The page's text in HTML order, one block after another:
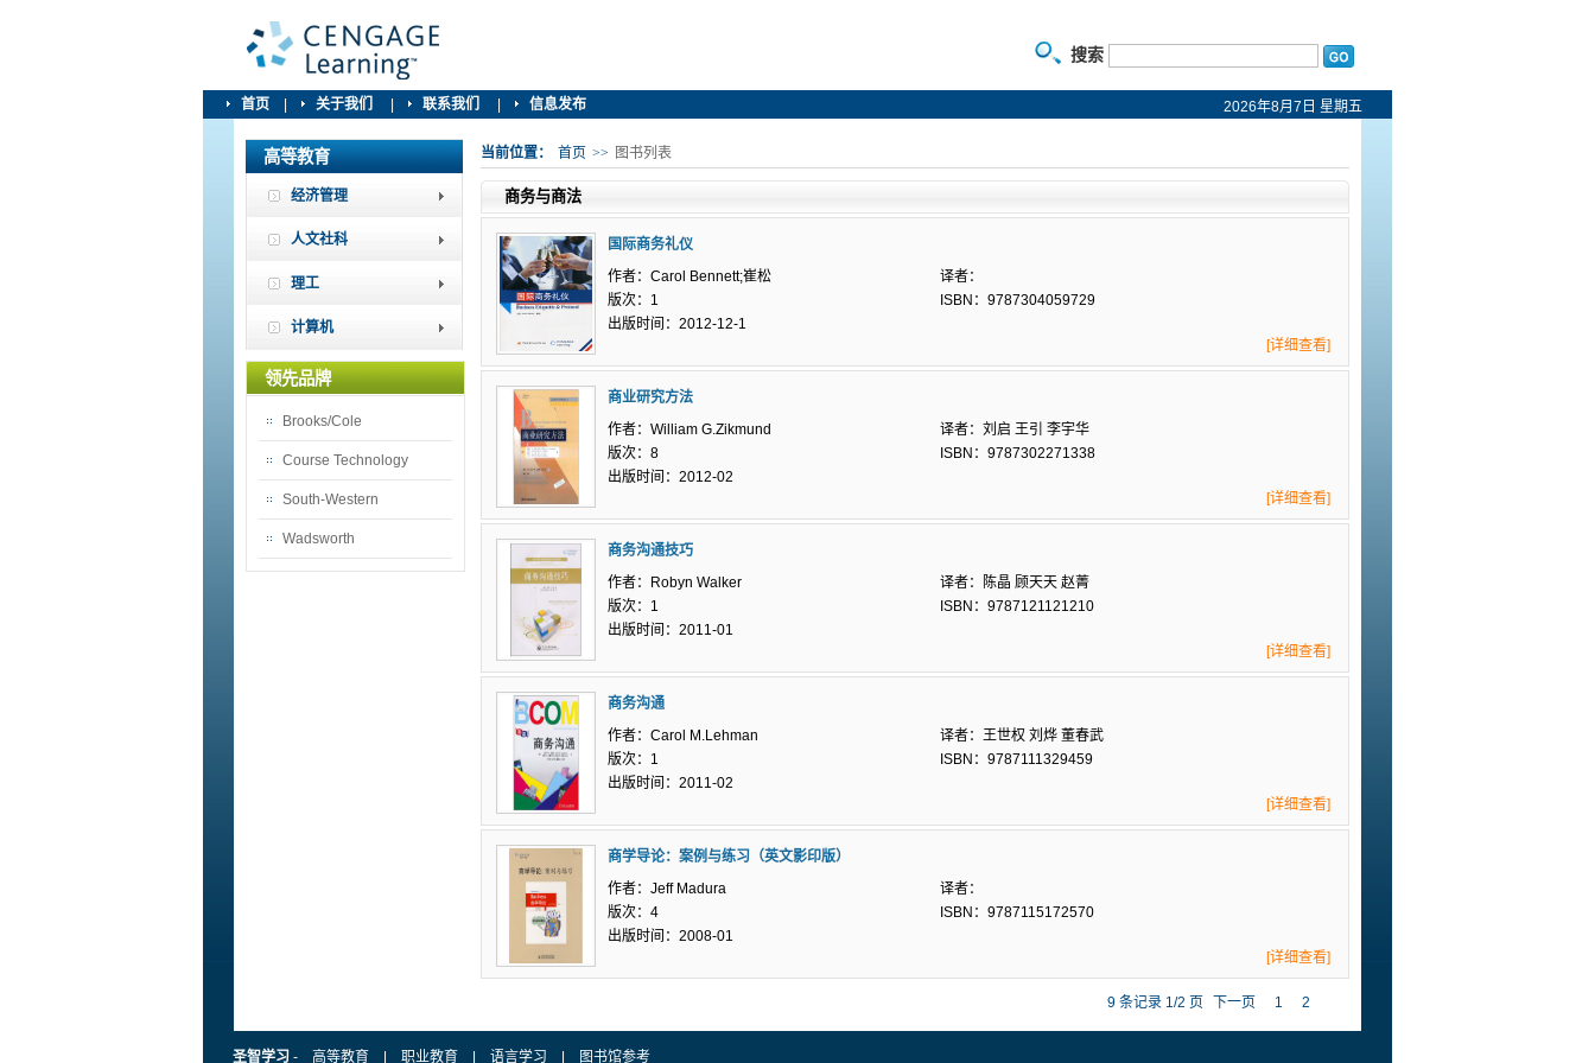
搜索
首页 关于我们 联系我们 信息发布 2026年8月7日 星期五
高等教育
经济管理
人文社科
理工
计算机
领先品牌
Brooks/Cole
Course Technology
South-Western
Wadsworth
当前位置： 首页 >> 图书列表
商务与商法
国际商务礼仪
作者：Carol Bennett;崔松
译者：
版次：1
ISBN：9787304059729
出版时间：2012-12-1
[详细查看]
商业研究方法
作者：William G.Zikmund
译者：刘启 王引 李宇华
版次：8
ISBN：9787302271338
出版时间：2012-02
[详细查看]
商务沟通技巧
作者：Robyn Walker
译者：陈晶 顾天天 赵菁
版次：1
ISBN：9787121121210
出版时间：2011-01
[详细查看]
商务沟通
作者：Carol M.Lehman
译者：王世权 刘烨 董春武
版次：1
ISBN：9787111329459
出版时间：2011-02
[详细查看]
商学导论：案例与练习（英文影印版）
作者：Jeff Madura
译者：
版次：4
ISBN：9787115172570
出版时间：2008-01
[详细查看]
9 条记录 1/2 页 下一页 1 2
圣智学习 - 高等教育 职业教育 语言学习 图书馆参考